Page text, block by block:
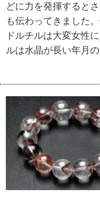
どに力を発揮すると
も伝わってきました
ドルチルは大変女性
ルは水晶が長い年月